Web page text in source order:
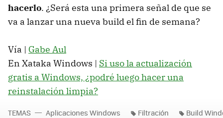
hacerlo. ¿Será esta una primera señal de que se
va a lanzar una nueva build el fin de semana?
Vía | Gabe Aul
En Xataka Windows | Si uso la actualización
gratis a Windows, ¿podré luego hacer una
reinstalación limpia?
TEMAS Aplicaciones Windows Filtración Build